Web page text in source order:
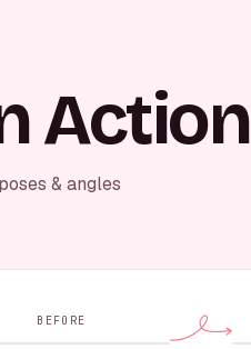
Action
& angles
BEFORE